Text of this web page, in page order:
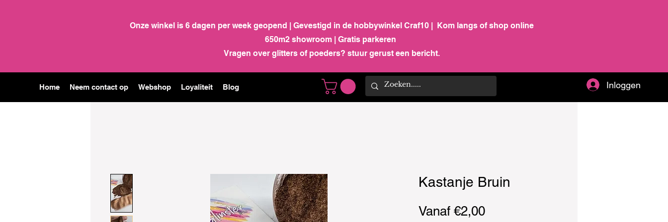
Home Neem contact op Webshop Loyaliteit Blog Inloggen
Onze winkel is 6 dagen per week geopend | Gevestigd in de hobbywinkel Craf10 | Kom langs of shop online
650m2 showroom | Gratis parkeren
Vragen over glitters of poeders? stuur gerust een bericht.
Kastanje Bruin
Vanaf €2,00Verkoopprijs